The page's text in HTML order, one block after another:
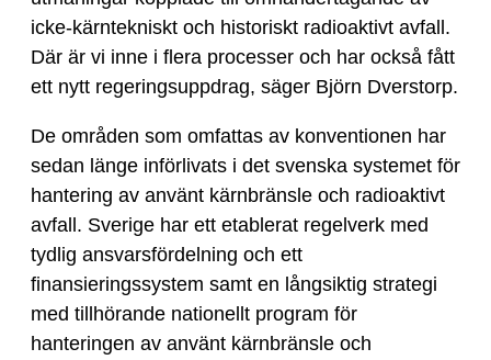
icke-kärntekniskt och historiskt radioaktivt avfall.
Där är vi inne i flera processer och har också fått
ett nytt regeringsuppdrag, säger Björn Dverstorp.
De områden som omfattas av konventionen har
sedan länge införlivats i det svenska systemet för
hantering av använt kärnbränsle och radioaktivt
avfall. Sverige har ett etablerat regelverk med
tydlig ansvarsfördelning och ett
finansieringssystem samt en långsiktig strategi
med tillhörande nationellt program för
hanteringen av använt kärnbränsle och